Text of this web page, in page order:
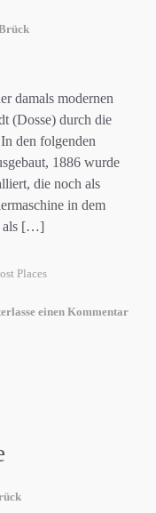
damals modernen
(Dosse) durch die
den folgenden
1886 wurde
die noch als
in dem
als […]
Places
einen Kommentar